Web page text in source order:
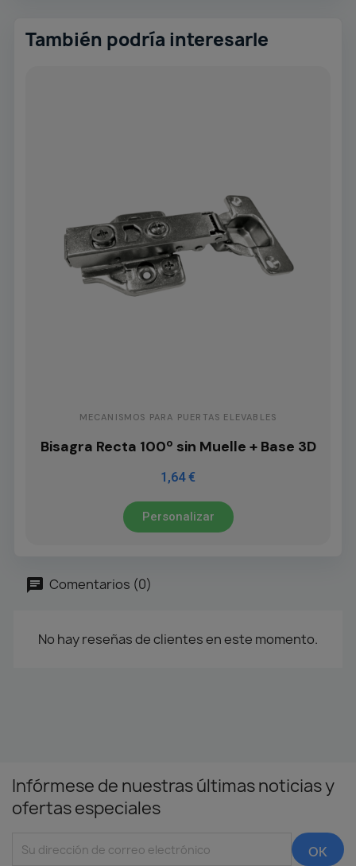
También podría interesarle
MECANISMOS PARA PUERTAS ELEVABLES
Bisagra Recta 100º sin Muelle + Base 3D
1,64 €
Personalizar
Comentarios (0)
No hay reseñas de clientes en este momento.
Infórmese de nuestras últimas noticias y
ofertas especiales